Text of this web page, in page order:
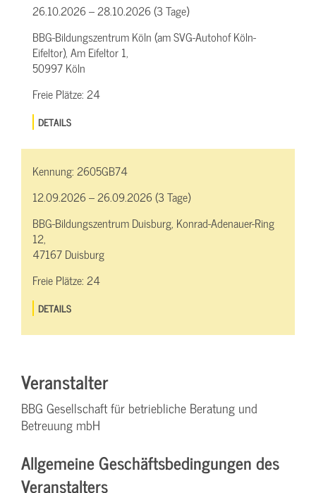
26.10.2026 – 28.10.2026 (3 Tage)
BBG-Bildungszentrum Köln (am SVG-Autohof Köln-
Eifeltor), Am Eifeltor 1,
50997 Köln
Freie Plätze:24
DETAILS
Kennung:2605GB74
12.09.2026 – 26.09.2026 (3 Tage)
BBG-Bildungszentrum Duisburg, Konrad-Adenauer-Ring
12,
47167 Duisburg
Freie Plätze:24
DETAILS
Veranstalter
BBG Gesellschaft für betriebliche Beratung und
Betreuung mbH
Allgemeine Geschäftsbedingungen des
Veranstalters